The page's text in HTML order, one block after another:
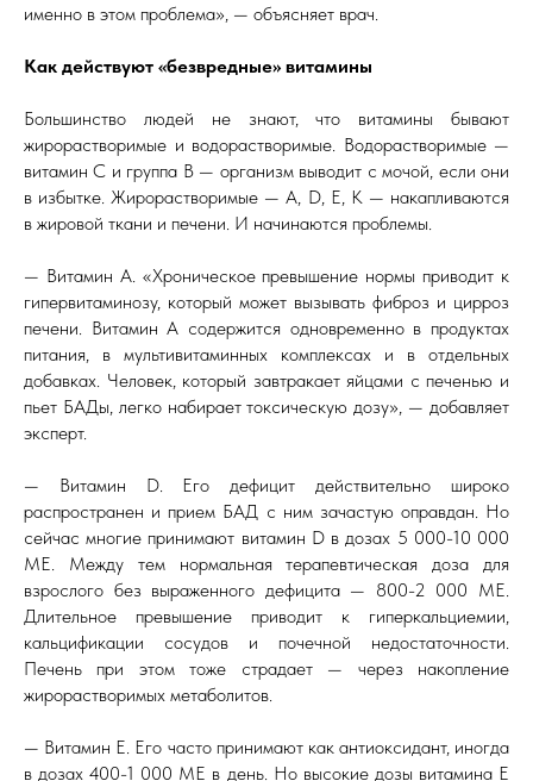
именно в этом проблема», — объясняет врач.
Как действуют «безвредные» витамины
Большинство людей не знают, что витамины бывают
жирорастворимые и водорастворимые. Водорастворимые —
витамин C и группа B — организм выводит с мочой, если они
в избытке. Жирорастворимые — A, D, E, K — накапливаются
в жировой ткани и печени. И начинаются проблемы.
— Витамин A. «Хроническое превышение нормы приводит к
гипервитаминозу, который может вызывать фиброз и цирроз
печени. Витамин A содержится одновременно в продуктах
питания, в мультивитаминных комплексах и в отдельных
добавках. Человек, который завтракает яйцами с печенью и
пьет БАДы, легко набирает токсическую дозу», — добавляет
эксперт.
— Витамин D. Его дефицит действительно широко
распространен и прием БАД с ним зачастую оправдан. Но
сейчас многие принимают витамин D в дозах 5 000-10 000
МЕ. Между тем нормальная терапевтическая доза для
взрослого без выраженного дефицита — 800-2 000 МЕ.
Длительное превышение приводит к гиперкальциемии,
кальцификации сосудов и почечной недостаточности.
Печень при этом тоже страдает — через накопление
жирорастворимых метаболитов.
— Витамин E. Его часто принимают как антиоксидант, иногда
в дозах 400-1 000 МЕ в день. Но высокие дозы витамина E